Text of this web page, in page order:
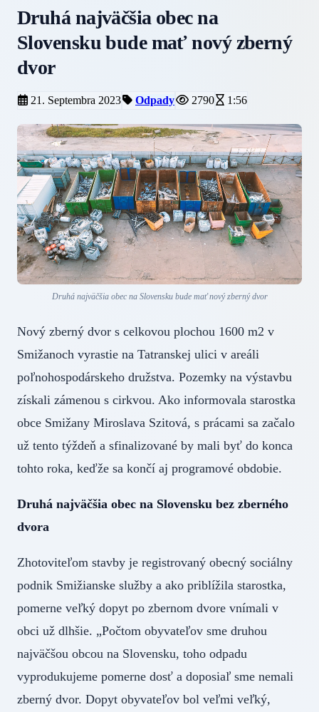
Druhá najväčšia obec na
Slovensku bude mať nový zberný
dvor
21. Septembra 2023 Odpady 2790 1:56
Druhá najväčšia obec na Slovensku bude mať nový zberný dvor
Nový zberný dvor s celkovou plochou 1600 m2 v
Smižanoch vyrastie na Tatranskej ulici v areáli
poľnohospodárskeho družstva. Pozemky na výstavbu
získali zámenou s cirkvou. Ako informovala starostka
obce Smižany Miroslava Szitová, s prácami sa začalo
už tento týždeň a sfinalizované by mali byť do konca
tohto roka, keďže sa končí aj programové obdobie.
Druhá najväčšia obec na Slovensku bez zberného
dvora
Zhotoviteľom stavby je registrovaný obecný sociálny
podnik Smižianske služby a ako priblížila starostka,
pomerne veľký dopyt po zbernom dvore vnímali v
obci už dlhšie. „Počtom obyvateľov sme druhou
najväčšou obcou na Slovensku, toho odpadu
vyprodukujeme pomerne dosť a doposiaľ sme nemali
zberný dvor. Dopyt obyvateľov bol veľmi veľký,